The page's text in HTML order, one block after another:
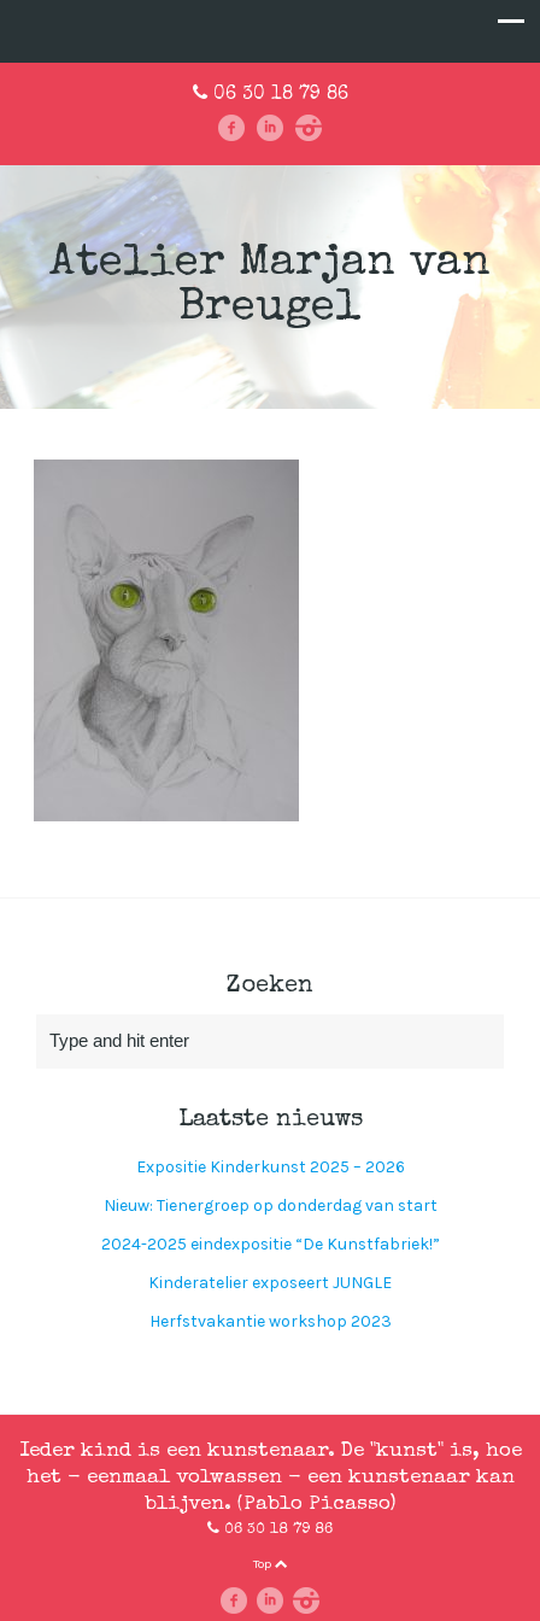
06 30 18 79 86
Atelier Marjan van
Breugel
Zoeken
Laatste nieuws
Expositie Kinderkunst 2025 – 2026
Nieuw: Tienergroep op donderdag van start
2024-2025 eindexpositie “De Kunstfabriek!”
Kinderatelier exposeert JUNGLE
Herfstvakantie workshop 2023
Ieder kind is een kunstenaar. De "kunst" is, hoe
het - eenmaal volwassen - een kunstenaar kan
blijven. (Pablo Picasso)
06 30 18 79 86
Top